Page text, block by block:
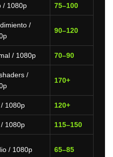
/ 1080p 75–100
/
90–120
/ 1080p 70–90
/
170+
1080p 120+
1080p 115–150
/ 1080p 65–85